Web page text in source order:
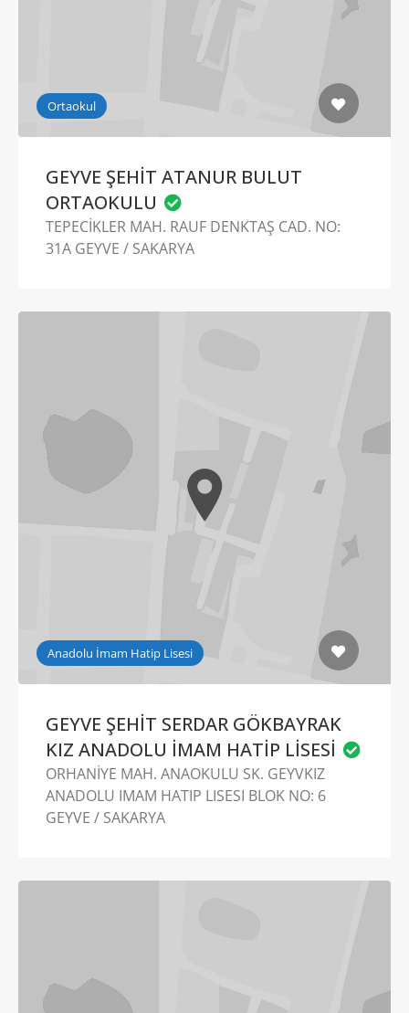
Ortaokul
GEYVE ŞEHİT ATANUR BULUT
ORTAOKULU
TEPECİKLER MAH. RAUF DENKTAŞ CAD. NO:
31A GEYVE / SAKARYA
Anadolu İmam Hatip Lisesi
GEYVE ŞEHİT SERDAR GÖKBAYRAK
KIZ ANADOLU İMAM HATİP LİSESİ
ORHANİYE MAH. ANAOKULU SK. GEYVKIZ
ANADOLU IMAM HATIP LISESI BLOK NO: 6
GEYVE / SAKARYA